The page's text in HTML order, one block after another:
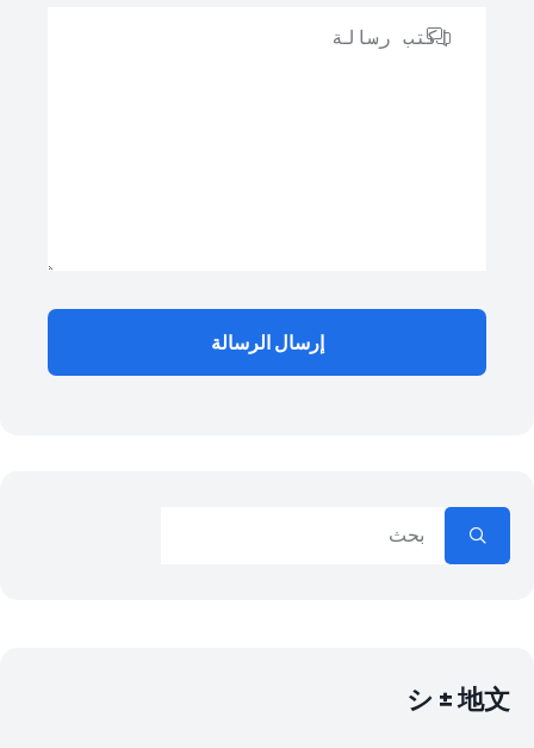
إرسال الرسالة
シ ± 地文